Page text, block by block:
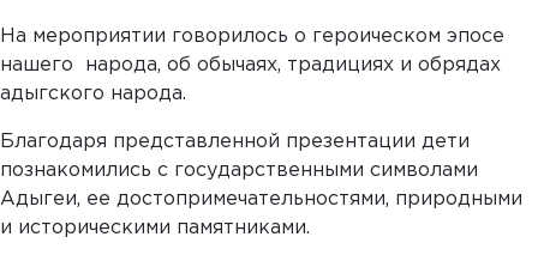
На мероприятии говорилось о героическом эпосе
нашего народа, об обычаях, традициях и обрядах
адыгского народа.
Благодаря представленной презентации дети
познакомились с государственными символами
Адыгеи, ее достопримечательностями, природными
и историческими памятниками.